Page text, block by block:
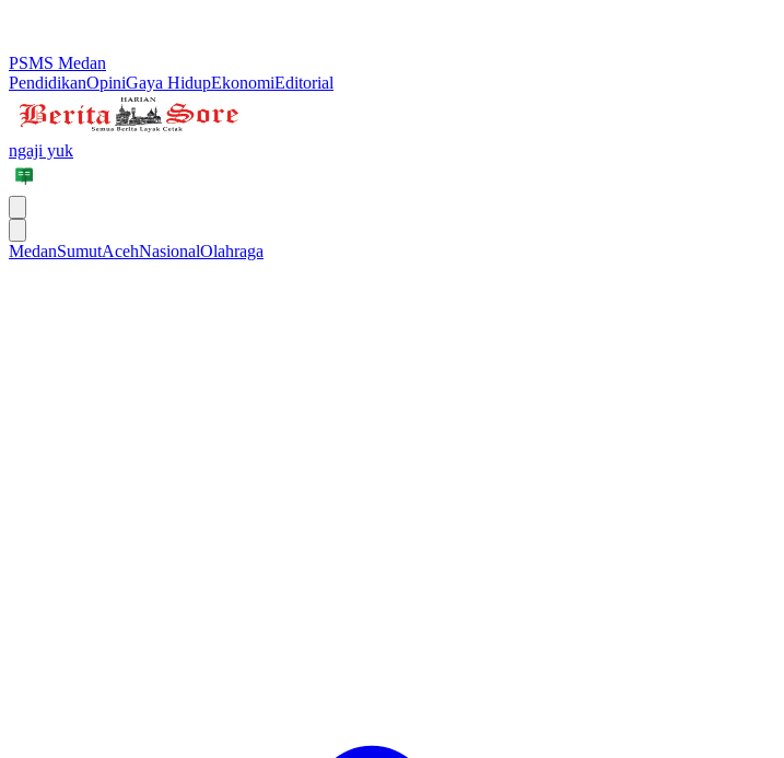
PSMS Medan
PendidikanOpiniGaya HidupEkonomiEditorial
ngaji yuk
MedanSumutAcehNasionalOlahraga